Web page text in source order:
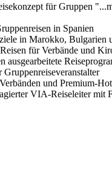
für Gruppen
in Spanien
in Marokko, Bulgarien
für Verbände und
ausgearbeitete
und Premium-
VIA-Reiseleiter mit